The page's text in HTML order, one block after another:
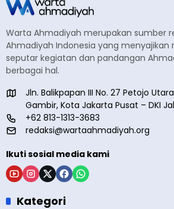
Warta Ahmadiyah merupakan sumber
Ahmadiyah Indonesia yang menyajikan
seputar kegiatan dan pandangan
berbagai hal.
Jln. Balikpapan III No. 27 Petojo
Gambir, Kota Jakarta Pusat – DKI
+62 813-1313-3683
redaksi@wartaahmadiyah.org
Ikuti sosial media kami
Kategori